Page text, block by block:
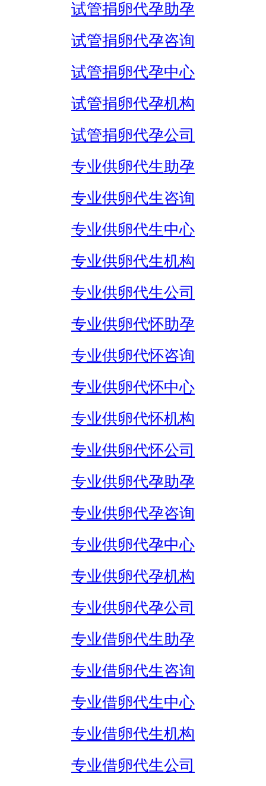
试管捐卵代孕助孕
试管捐卵代孕咨询
试管捐卵代孕中心
试管捐卵代孕机构
试管捐卵代孕公司
专业供卵代生助孕
专业供卵代生咨询
专业供卵代生中心
专业供卵代生机构
专业供卵代生公司
专业供卵代怀助孕
专业供卵代怀咨询
专业供卵代怀中心
专业供卵代怀机构
专业供卵代怀公司
专业供卵代孕助孕
专业供卵代孕咨询
专业供卵代孕中心
专业供卵代孕机构
专业供卵代孕公司
专业借卵代生助孕
专业借卵代生咨询
专业借卵代生中心
专业借卵代生机构
专业借卵代生公司